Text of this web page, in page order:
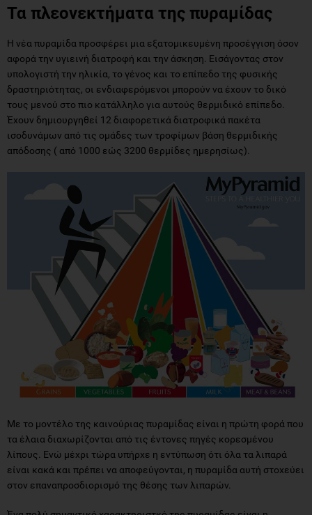
Τα πλεονεκτήματα της πυραμίδας
Η νέα πυραμίδα προσφέρει μια εξατομικευμένη προσέγγιση όσον
αφορά την υγιεινή διατροφή και την άσκηση. Εισάγοντας στον
υπολογιστή την ηλικία, το γένος και το επίπεδο της φυσικής
δραστηριότητας, οι ενδιαφερόμενοι μπορούν να έχουν το δικό
τους μενού στο πιο κατάλληλο για αυτούς θερμιδικό επίπεδο.
Έχουν δημιουργηθεί 12 διαφορετικά διατροφικά πακέτα
ισοδυνάμων από τις ομάδες των τροφίμων βάση θερμιδικής
απόδοσης ( από 1000 εώς 3200 θερμίδες ημερησίως).
Με το μοντέλο της καινούριας πυραμίδας είναι η πρώτη φορά που
τα έλαια διαχωρίζονται από τις έντονες πηγές κορεσμένου
λίπους. Ενώ μέχρι τώρα υπήρχε η εντύπωση ότι όλα τα λιπαρά
είναι κακά και πρέπει να αποφεύγονται, η πυραμίδα αυτή στοχεύει
στον επαναπροσδιορισμό της θέσης των λιπαρών.